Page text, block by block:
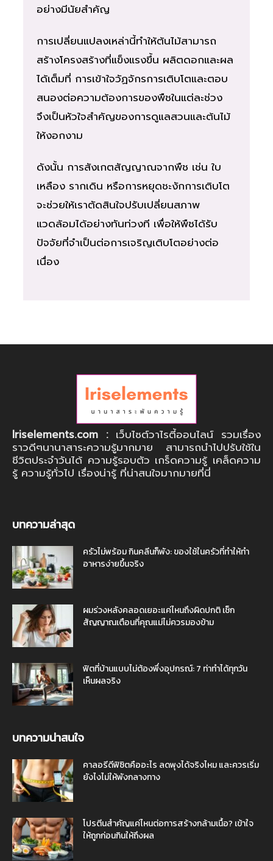
อย่างมีนัยสำคัญ
การเปลี่ยนแปลงเหล่านี้ทำให้ต้นไม้สามารถ
สร้างโครงสร้างที่แข็งแรงขึ้น ผลิตดอกและผล
ได้เต็มที่ การเข้าใจวัฏจักรการเติบโตและตอบ
สนองต่อความต้องการของพืชในแต่ละช่วง
จึงเป็นหัวใจสำคัญของการดูแลสวนและต้นไม้
ให้งอกงาม
ดังนั้น การสังเกตสัญญาณจากพืช เช่น ใบ
เหลือง รากเดิน หรือการหยุดชะงักการเติบโต
จะช่วยให้เราตัดสินใจปรับเปลี่ยนสภาพ
แวดล้อมได้อย่างทันท่วงที เพื่อให้พืชได้รับ
ปัจจัยที่จำเป็นต่อการเจริญเติบโตอย่างต่อ
เนื่อง
Iriselements.com : เว็บไซต์วาไรตี้ออนไลน์ รวมเรื่อง
ราวดีๆนานาสาระความรู้มากมาย สามารถนำไปปรับใช้ใน
ชีวิตประจำวันได้ ความรู้รอบตัว เกร็ดความรู้ เคล็ดความ
รู้ ความรู้ทั่วไป เรื่องน่ารู้ ที่น่าสนใจมากมายที่นี่
บทความล่าสุด
ครัวไม่พร้อม กินคลีนก็พัง: ของใช้ในครัวที่ทำให้ทำ
อาหารง่ายขึ้นจริง
ผมร่วงหลังคลอดเยอะแค่ไหนถึงผิดปกติ เช็ก
สัญญาณเตือนที่คุณแม่ไม่ควรมองข้าม
ฟิตที่บ้านแบบไม่ต้องพึ่งอุปกรณ์: 7 ท่าทำได้ทุกวัน
เห็นผลจริง
บทความน่าสนใจ
คาลอรีดีฟิซิตคืออะไร ลดพุงได้จริงไหม และควรเริ่ม
ยังไงไม่ให้พังกลางทาง
โปรตีนสำคัญแค่ไหนต่อการสร้างกล้ามเนื้อ? เข้าใจ
ให้ถูกก่อนกินให้ถึงผล